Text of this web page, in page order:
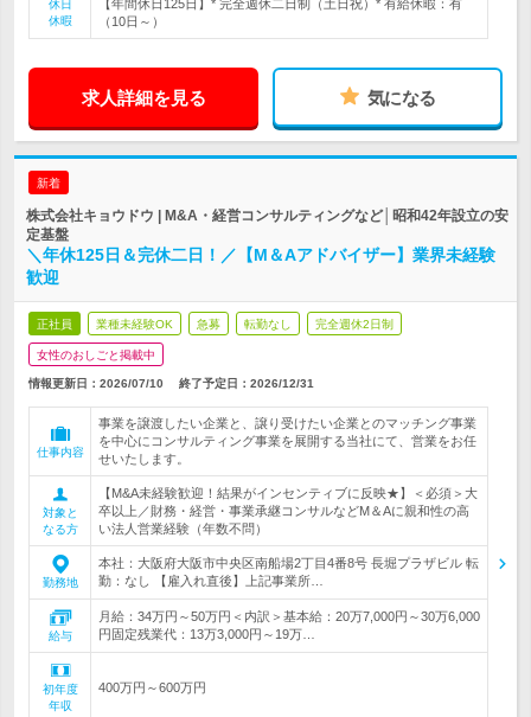
休日
休暇
【年間休日125日】* 完全週休二日制（土日祝）* 有給休暇：有
（10日～）
求人詳細を見る 気になる
新着
株式会社キョウドウ | M&A・経営コンサルティングなど│昭和42年設立の安
定基盤
＼年休125日＆完休二日！／【M＆Aアドバイザー】業界未経験
歓迎
正社員 業種未経験OK 急募 転勤なし 完全週休2日制
女性のおしごと掲載中
情報更新日：2026/07/10 終了予定日： 2026/12/31
仕事内容
事業を譲渡したい企業と、譲り受けたい企業とのマッチング事業
を中心にコンサルティング事業を展開する当社にて、営業をお任
せいたします。
対象と
なる方
【M&A未経験歓迎！結果がインセンティブに反映★】＜必須＞大
卒以上／財務・経営・事業承継コンサルなどM＆Aに親和性の高
い法人営業経験（年数不問）
勤務地
本社：大阪府大阪市中央区南船場2丁目4番8号 長堀プラザビル 転
勤：なし 【雇入れ直後】上記事業所…
給与
月給：34万円～50万円＜内訳＞基本給：20万7,000円～30万6,000
円固定残業代：13万3,000円～19万…
初年度
年収
400万円～600万円